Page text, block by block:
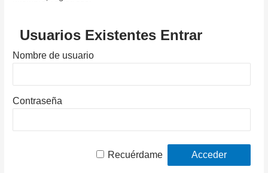
Usuarios Existentes Entrar
Nombre de usuario
Contraseña
Recuérdame